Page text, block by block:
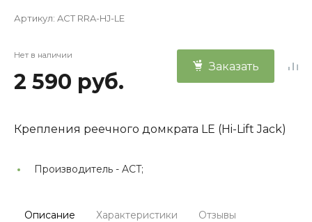
Артикул: ACT RRA-HJ-LE
Нет в наличии
2 590 руб.
Заказать
Крепления реечного домкрата LE (Hi-Lift Jack)
Производитель - ACT;
Описание Характеристики Отзывы